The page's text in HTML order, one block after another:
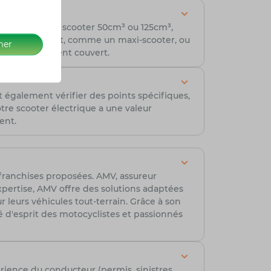
avec un scooter 50cm³ ou 125cm³,
puissant, comme un maxi-scooter, ou
pleinement couvert.
également vérifier des points spécifiques,
scooter électrique a une valeur
proposées. AMV, assureur
AMV offre des solutions adaptées
véhicules tout-terrain. Grâce à son
d'esprit des motocyclistes et passionnés